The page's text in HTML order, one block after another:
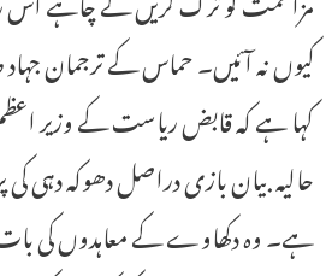
کیوں نہ آئیں۔ حماس کے ترجمان
کہا ہے کہ قابض ریاست کے وزیر اعظم
حالیہ بیان بازی دراصل دھوکہ دہی
ہے۔ وہ دکھاوے کے معاہدوں کی بات